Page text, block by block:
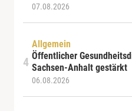
07.08.2026
Allgemein
Öffentlicher
Sachsen-Anhalt gestärkt
06.08.2026